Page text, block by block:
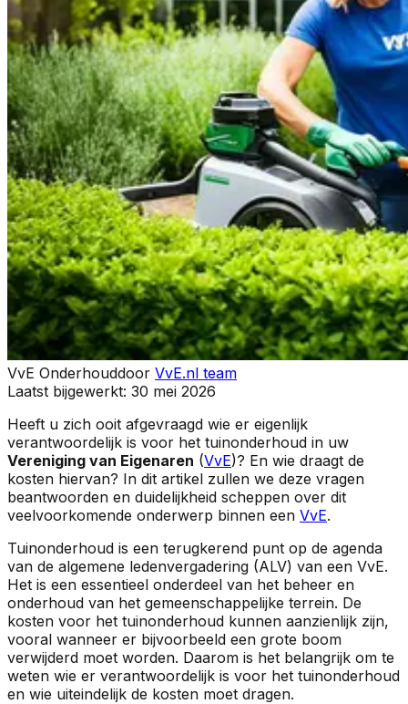
VvE Onderhouddoor VvE.nl team
Laatst bijgewerkt: 30 mei 2026
Heeft u zich ooit afgevraagd wie er eigenlijk
verantwoordelijk is voor het tuinonderhoud in uw
Vereniging van Eigenaren (VvE)? En wie draagt de
kosten hiervan? In dit artikel zullen we deze vragen
beantwoorden en duidelijkheid scheppen over dit
veelvoorkomende onderwerp binnen een VvE.
Tuinonderhoud is een terugkerend punt op de agenda
van de algemene ledenvergadering (ALV) van een VvE.
Het is een essentieel onderdeel van het beheer en
onderhoud van het gemeenschappelijke terrein. De
kosten voor het tuinonderhoud kunnen aanzienlijk zijn,
vooral wanneer er bijvoorbeeld een grote boom
verwijderd moet worden. Daarom is het belangrijk om te
weten wie er verantwoordelijk is voor het tuinonderhoud
en wie uiteindelijk de kosten moet dragen.